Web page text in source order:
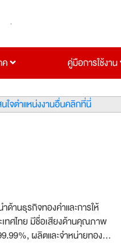
ค คู่มือการใช้งาน
ใจตำแหน่งงานอื่นคลิกที่นี่
ด้านธุรกิจทองคำและการให้
ทศไทย มีชื่อเสียงด้านคุณภาพ
ผลิตและจำหน่ายทองคำ